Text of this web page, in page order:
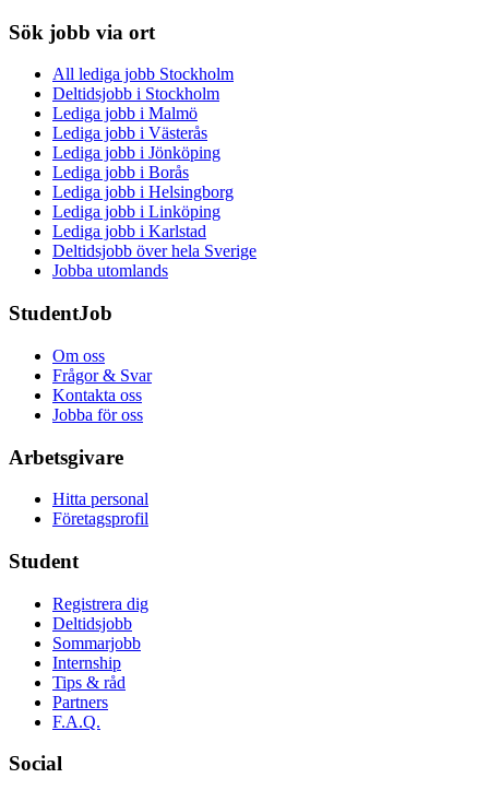
Sök jobb via ort
All lediga jobb Stockholm
Deltidsjobb i Stockholm
Lediga jobb i Malmö
Lediga jobb i Västerås
Lediga jobb i Jönköping
Lediga jobb i Borås
Lediga jobb i Helsingborg
Lediga jobb i Linköping
Lediga jobb i Karlstad
Deltidsjobb över hela Sverige
Jobba utomlands
StudentJob
Om oss
Frågor & Svar
Kontakta oss
Jobba för oss
Arbetsgivare
Hitta personal
Företagsprofil
Student
Registrera dig
Deltidsjobb
Sommarjobb
Internship
Tips & råd
Partners
F.A.Q.
Social